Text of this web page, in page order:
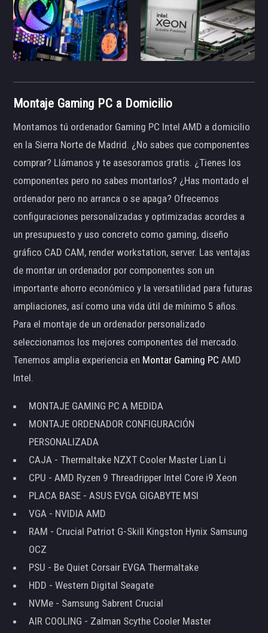
Montaje Gaming PC a Domicilio
Montamos tú ordenador Gaming PC Intel AMD a domicilio
en la Sierra Norte de Madrid. ¿No sabes que componentes
comprar? Llámanos y te asesoramos gratis. ¿Tienes los
componentes pero no sabes montarlos? ¿Has montado el
ordenador pero no arranca o se apaga? Ofrecemos
configuraciones personalizadas y optimizadas acordes a
un presupuesto y uso concreto como gaming, diseño
gráfico CAD CAM, render workstation, server. Las ventajas
de montar un ordenador por componentes son un
importante ahorro económico y la versatilidad para futuras
ampliaciones, así como una vida útil de mínimo 5 años.
Para el montaje de un ordenador personalizado
seleccionamos los mejores componentes del mercado.
Tenemos amplia experiencia en Montar Gaming PC AMD
Intel.
MONTAJE GAMING PC A MEDIDA
MONTAJE ORDENADOR CONFIGURACIÓN
PERSONALIZADA
CAJA - Thermaltake NZXT Cooler Master Lian Li
CPU - AMD Ryzen 9 Threadripper Intel Core i9 Xeon
PLACA BASE - ASUS EVGA GIGABYTE MSI
VGA - NVIDIA AMD
RAM - Crucial Patriot G-Skill Kingston Hynix Samsung
OCZ
PSU - Be Quiet Corsair EVGA Thermaltake
HDD - Western Digital Seagate
NVMe - Samsung Sabrent Crucial
AIR COOLING - Zalman Scythe Cooler Master